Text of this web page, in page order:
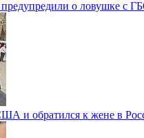
о ловушке с
и обратился к жене в